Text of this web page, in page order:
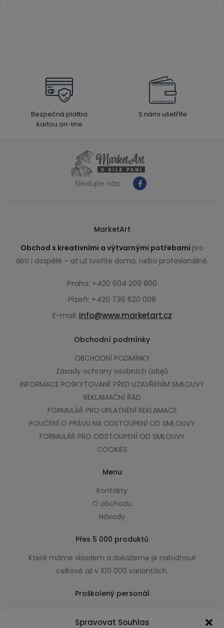
Spravovat Souhlas
Bezpečná platba
kartou on-line
S námi ušetříte
Sledujte nás:
MarketArt
Obchod s kreativními a výtvarnými potřebami pro
děti i dospělé – ať už tvoříte doma, nebo profesionálně.
Praha: +420 604 209 800
Plzeň: +420 736 620 008
E-mail: info@www.marketart.cz
Obchodní podmínky
OBCHODNÍ PODMÍNKY
Zásady ochrany osobních údajů
INFORMACE POSKYTOVANÉ PŘED UZAVŘENÍM SMLOUVY
REKLAMAČNÍ ŘÁD
FORMULÁŘ PRO UPLATNĚNÍ REKLAMACE
POUČENÍ O PRÁVU NA ODSTOUPENÍ OD SMLOUVY
FORMULÁŘ PRO ODSTOUPENÍ OD SMLOUVY
COOKIES
Menu
Kontakty
O obchodu
Návody
Přes 5 000 produktů
Které máme skladem a dokážeme je nabídnout
celkově až v 100 000 variantách.
Proškolený personál
usnadňující nákup.